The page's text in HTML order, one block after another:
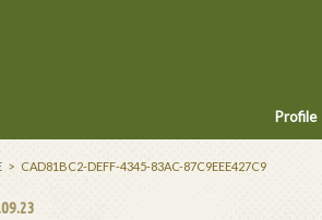
Profile
CAD81BC2-DEFF-4345-83AC-87C9EEE427C9